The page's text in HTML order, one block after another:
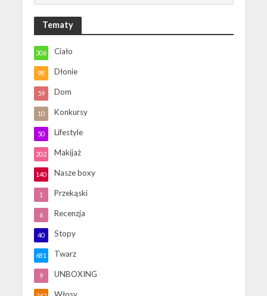
Tematy
Ciało
306
Dłonie
98
Dom
59
Konkursy
10
Lifestyle
50
Makijaż
202
Nasze boxy
140
Przekąski
1
Recenzja
6
Stopy
40
Twarz
681
UNBOXING
9
Włosy